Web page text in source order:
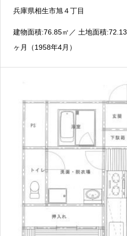
兵庫県相生市旭４丁目
建物面積:76.85㎡ ／ 土地面積:72.13
ヶ月（1958年4月）